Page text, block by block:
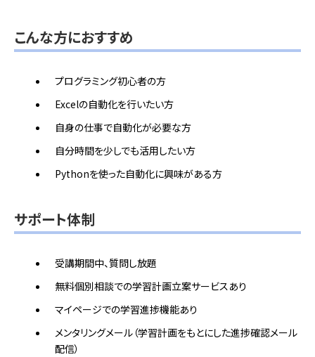
こんな方におすすめ
プログラミング初心者の方
Excelの自動化を行いたい方
自身の仕事で自動化が必要な方
自分時間を少しでも活用したい方
Pythonを使った自動化に興味がある方
サポート体制
受講期間中、質問し放題
無料個別相談での学習計画立案サービスあり
マイページでの学習進捗機能あり
メンタリングメール（学習計画をもとにした進捗確認メール
配信）